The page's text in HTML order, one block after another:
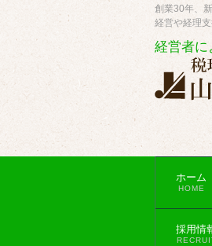
創業30年、
経営や経理
経営者に
ホーム
HOME
採用情